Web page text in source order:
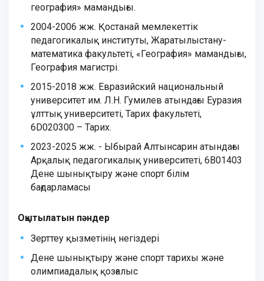
география» мамандығы.
2004-2006 жж. Қостанай мемлекеттік
педагогикалық институты, Жаратылыстану-
математика факультеті, «География» мамандығы,
География магистрі.
2015-2018 жж. Евразийский национальный
университет им. Л.Н. Гумилев атындағы Еуразия
ұлттық университеті, Тарих факультеті,
6D020300 – Тарих.
2023-2025 жж. - Ыбырай Алтынсарин атындағы
Арқалық педагогикалық университеті, 6В01403
Дене шынықтыру және спорт білім
бағдарламасы
Оқытылатын пәндер
Зерттеу қызметінің негіздері
Дене шынықтыру және спорт тарихы және
олимпиадалық қозғалыс